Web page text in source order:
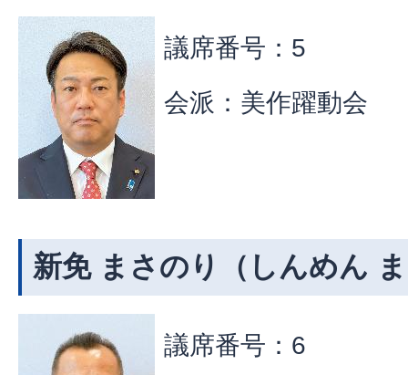
議席番号：5
会派：美作躍動会
新免 まさのり（しんめん
議席番号：6